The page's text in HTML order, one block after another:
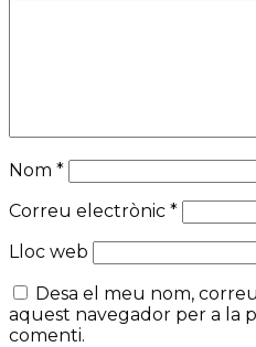
Nom *
Correu electrònic *
Lloc web
Desa el meu nom,
aquest navegador per a la
comenti.